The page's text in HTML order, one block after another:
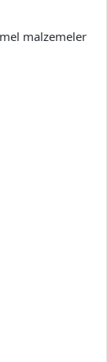
malzemeler